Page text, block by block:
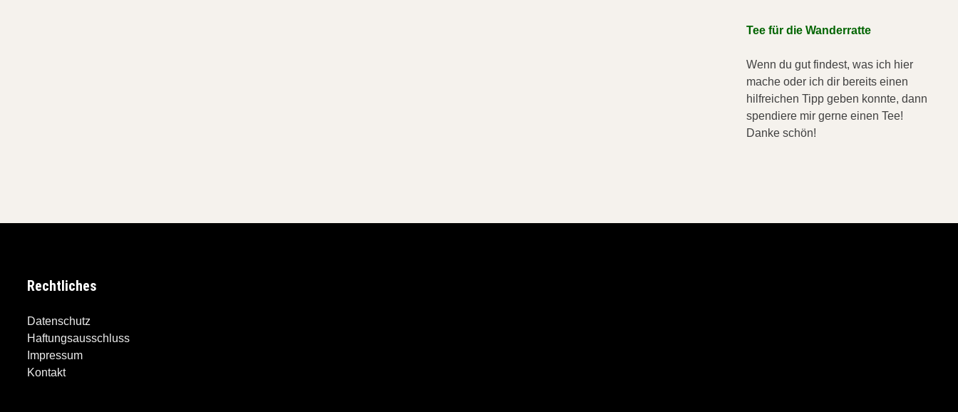
Tee für die Wanderratte
Wenn du gut findest, was ich hier
mache oder ich dir bereits einen
hilfreichen Tipp geben konnte, dann
spendiere mir gerne einen Tee!
Danke schön!
Rechtliches
Datenschutz
Haftungsausschluss
Impressum
Kontakt